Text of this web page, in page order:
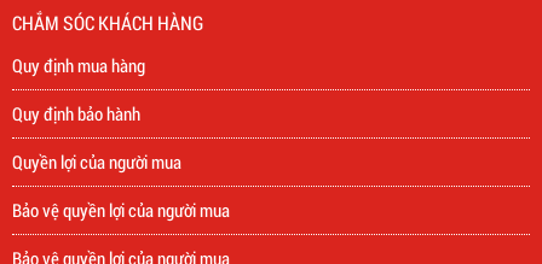
CHẮM SÓC KHÁCH HÀNG
Quy định mua hàng
Quy định bảo hành
Quyền lợi của người mua
Bảo vệ quyền lợi của người mua
Bảo vệ quyền lợi của người mua